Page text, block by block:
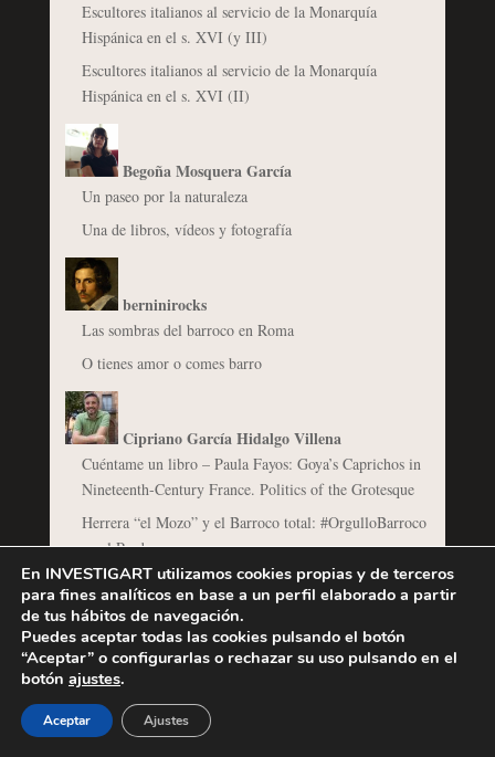
Escultores italianos al servicio de la Monarquía
Hispánica en el s. XVI (y III)
Escultores italianos al servicio de la Monarquía
Hispánica en el s. XVI (II)
Begoña Mosquera García
Un paseo por la naturaleza
Una de libros, vídeos y fotografía
berninirocks
Las sombras del barroco en Roma
O tienes amor o comes barro
Cipriano García Hidalgo Villena
Cuéntame un libro – Paula Fayos: Goya’s Caprichos in
Nineteenth-Century France. Politics of the Grotesque
Herrera “el Mozo” y el Barroco total: #OrgulloBarroco
en el Prado
Lola Feijóo
Descosiendo a "Balenciaga y la pintura española"
De lo fotográfico en lo barroco
En INVESTIGART utilizamos cookies propias y de terceros
para fines analíticos en base a un perfil elaborado a partir
de tus hábitos de navegación.
Puedes aceptar todas las cookies pulsando el botón
“Aceptar” o configurarlas o rechazar su uso pulsando en el
botón ajustes.
Aceptar Ajustes